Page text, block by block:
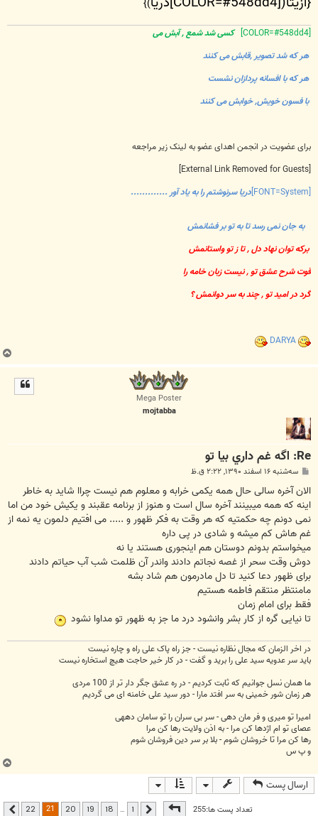
)}
کسی شد شمع , آبش می
هر که شد تصویر ,قابش می کنند
هر که با افسانه پردازان نشست
با فسون خویش, خوابش می کنند
برای عضویت در انجمن اهدای عضو به لینک زیر مراجعه
دریا سرنوشتم را به یاد آور .............
به جان نمی رسد تا به تو بر فشانمش
برکه توان نهاد دل , تا ز تو واستانمش
قوت شرح عشق تو , نیست زبان خامه را
گرد در امید تو , چند به سر دوانمش ؟
DARYA
ب
ا
Mega Poster
mojtabba
Re: اگه غم داري بيا تو
پ
ت
سه‌شنبه ۱۶ اسفند ۱۳۹۰, ۲:۲۲ ق.ظ
الان آخره سالی حال همه یکمی خرابه و معلوم هم نیست چراا شاید به خاطر
اینه که همه میبینند آخره سال است و هنوز از برنامه عقبند و یکیش خود من اما
نمی دونم چه حکمتیه که هر وقت به فکر ظهور و ..... می افتیم دلمون یه نمه از
غم هاش کم میشه و شادی در پی داره
میخواستم بدونم دوستان هم اینجوری هستند یا نه
دوش وقت سحر از غصه نجاتم دادند واندر آن ظلمت شب آب حیاتم دادند
برای ظهور دعا کنید تا دل مادرمون هم شاد بشه
مامنتظر منتقم فاطمه هستیم
فقط برای امام زمان
تا نیایی گره از کار بشر وانشود درد ما جز به ظهور تو مداوا نشود
در اخر الزمان که مجال نظاره نیست - جز راه پاک علی راه و چاره نیست
باید سر عدویه سید علی را برید و گفت - در کار خیر حاجت هیچ استخاره نیست
ما همان نسل جوانیم که ثابت کردیم - در ره عشق جگر دار تر از 100 مردی
هر زمان شور خمینی به سر افتد مارا - دور سید علی خامنه ای می گردیم
امیرا تو میری و فر مان دهی - سر بی سران را تو سامان دههی
عصای تو ام اژدها کن مرا - به اذن ولایت رها کن مرا
رها کن مرا تا خروشان شوم - بلا بر سر دین فروشان شوم
و پ س
ب
ا
ارسال پست
تعداد پست ها:255صفحه21 از22 قبلی …
18
19
20
21
22 بعدی